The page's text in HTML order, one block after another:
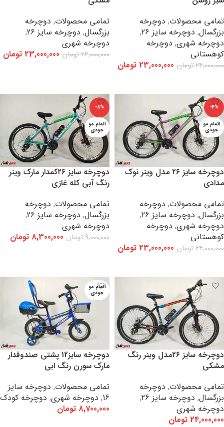
تمامی محصولات, دوچرخه
بزرگسال, دوچرخه سایز 26
,
دوچرخه شهری, دوچرخه
کوهستانی
24,000,000تومان 23,000,000 تومان
تمامی محصولات, دوچرخه
بزرگسال, دوچرخه سایز 26
,
دوچرخه شهری
24,000,000تومان 23,000,000 تومان
-4%
اتمام مو
جودی
دوچرخه سایز ۲۶ مدل وینر نوک
مدادی
تمامی محصولات, دوچرخه
بزرگسال, دوچرخه سایز 26
,
دوچرخه شهری, دوچرخه
کوهستانی
24,000,000تومان 23,000,000 تومان
-8%
اتمام مو
جودی
دوچرخه سایز ۲۶کمدار مارک وینر
رنگ آبی کله غازی
تمامی محصولات, دوچرخه
بزرگسال, دوچرخه سایز 26
,
دوچرخه شهری
9,000,000تومان 8,300,000 تومان
دوچرخه سایز ۲۶مدل وینر رنگ
مشکی
تمامی محصولات, دوچرخه
بزرگسال, دوچرخه سایز 26
,
دوچرخه شهری
24,000,000 تومان
اتمام مو
جودی
دوچرخه سایز12 پشتی صندوقدار
مارک سورن رنگ ابی
تمامی محصولات, دوچرخه سایز
16
, دوچرخه شهری, دوچرخه کودک
8,700,000 تومان